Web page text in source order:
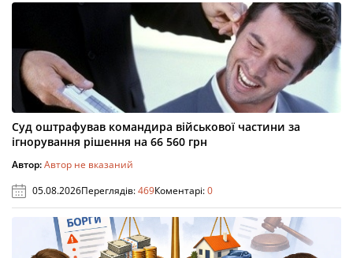
Суд оштрафував командира військової частини за
ігнорування рішення на 66 560 грн
Автор:Автор не вказаний
05.08.2026Переглядів:469Коментарі:0